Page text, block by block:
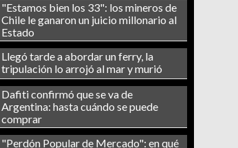
"Estamos bien los 33": los mineros de
Chile le ganaron un juicio millonario al
Estado
Llegó tarde a abordar un ferry, la
tripulación lo arrojó al mar y murió
Dafiti confirmó que se va de
Argentina: hasta cuándo se puede
comprar
"Perdón Popular de Mercado": en qué